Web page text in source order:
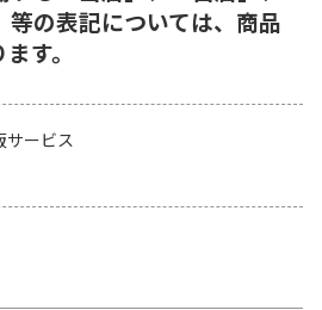
等の表記については、商品
す。
サービス